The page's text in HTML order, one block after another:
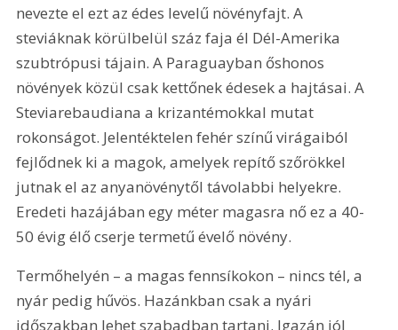
nevezte el ezt az édes levelű növényfajt. A
steviáknak körülbelül száz faja él Dél-Amerika
szubtrópusi tájain. A Paraguayban őshonos
növények közül csak kettőnek édesek a hajtásai. A
Steviarebaudiana a krizantémokkal mutat
rokonságot. Jelentéktelen fehér színű virágaiból
fejlődnek ki a magok, amelyek repítő szőrökkel
jutnak el az anyanövénytől távolabbi helyekre.
Eredeti hazájában egy méter magasra nő ez a 40-
50 évig élő cserje termetű évelő növény.
Termőhelyén – a magas fennsíkokon – nincs tél, a
nyár pedig hűvös. Hazánkban csak a nyári
időszakban lehet szabadban tartani. Igazán jól